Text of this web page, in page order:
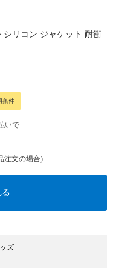
シリコン ジャケット 耐衝
条件
いで
注文の場合)
ズ